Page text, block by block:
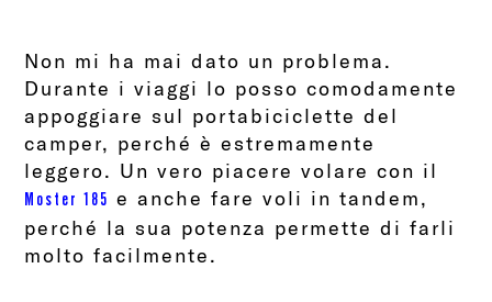
Non mi ha mai dato un problema.
Durante i viaggi lo posso comodamente
appoggiare sul portabiciclette del
camper, perché è estremamente
leggero. Un vero piacere volare con il
Moster 185 e anche fare voli in tandem,
perché la sua potenza permette di farli
molto facilmente.